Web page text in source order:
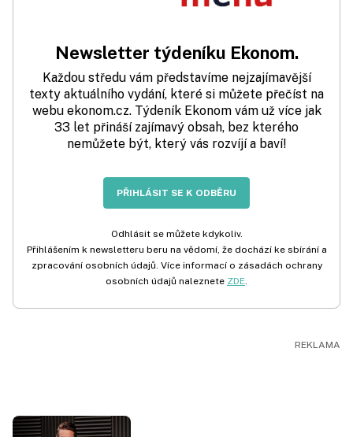
Newsletter týdeníku Ekonom.
Každou středu vám představíme nejzajímavější
texty aktuálního vydání, které si můžete přečíst na
webu ekonom.cz. Týdeník Ekonom vám už více jak
33 let přináší zajímavý obsah, bez kterého
nemůžete být, který vás rozvíjí a baví!
PŘIHLÁSIT SE K ODBĚRU
Odhlásit se můžete kdykoliv.
Přihlášením k newsletteru beru na vědomí, že dochází ke sbírání a
zpracování osobních údajů. Více informací o zásadách ochrany
osobních údajů naleznete ZDE.